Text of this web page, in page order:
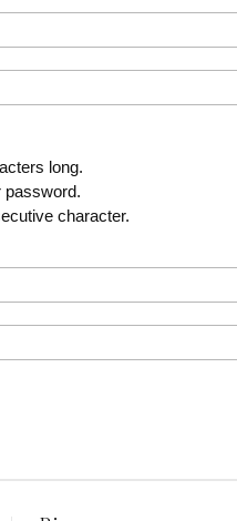
long.
password.
character.